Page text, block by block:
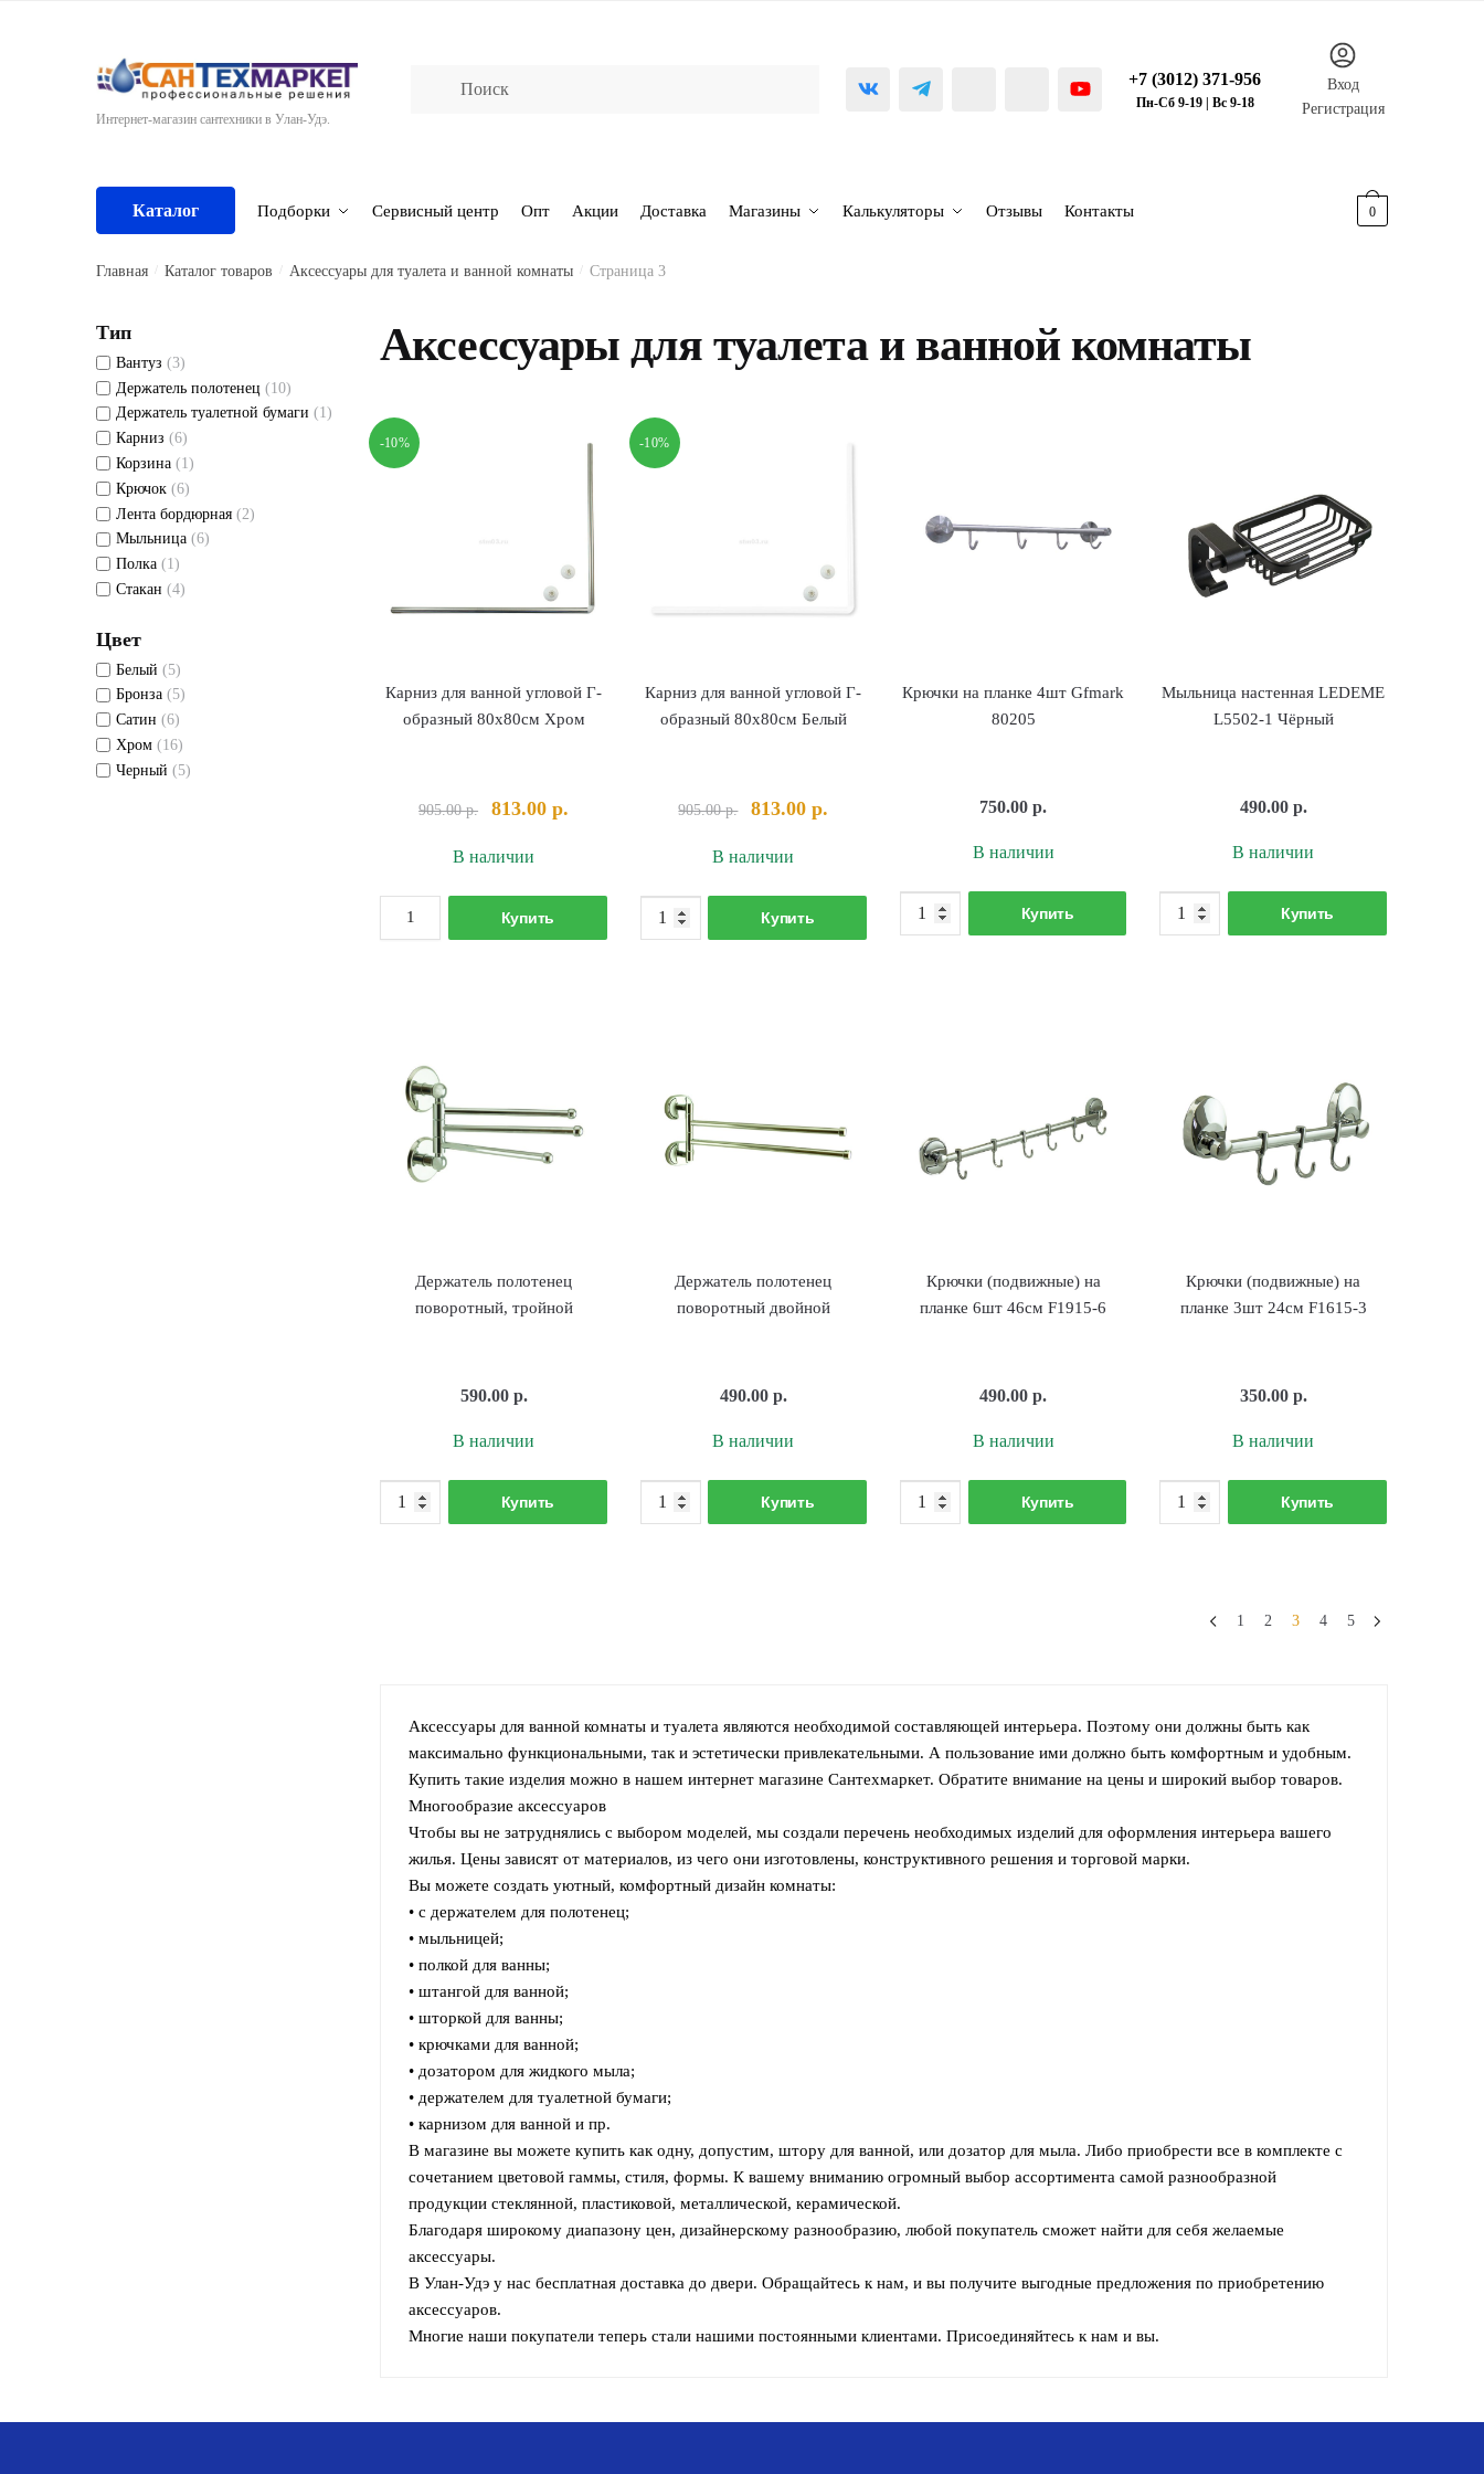
Интернет-магазин сантехники в Улан-Удэ.
+7 (3012) 371-956
Пн-Сб 9-19 | Вс 9-18
Вход
Регистрация
Каталог Подборки Сервисный центр Опт Акции Доставка Магазины Калькуляторы Отзывы Контакты 0
Главная Каталог товаров Аксессуары для туалета и ванной комнаты Страница 3
Аксессуары для туалета и ванной комнаты
-10%
Карниз для ванной угловой Г-
образный 80х80см Хром
905.00р.
Первоначальная
составляла
813.00р.
В наличии
Количество
товара
80х80см
Хром
Купить
-10%
Карниз для ванной угловой Г-
образный 80х80см Белый
905.00р.
Первоначальная
составляла
813.00р.
В наличии
Количество
товара
80х80см
Белый
Купить
Крючки на планке 4шт Gfmark
80205
750.00р.
В наличии
Количество
товара
Купить
Мыльница настенная LEDEME
L5502-1 Чёрный
490.00 р.
В наличии
Количество
товара
Купить
Держатель полотенец
поворотный, тройной
590.00 р.
В наличии
Количество
товара
Купить
Держатель полотенец
поворотный двойной
490.00 р.
В наличии
Количество
товара
Купить
Крючки (подвижные) на
планке 6шт 46см F1915-6
490.00р.
В наличии
Количество
товара
Купить
Крючки (подвижные) на
планке 3шт 24см F1615-3
350.00 р.
В наличии
Количество
товара
планке
Купить
1 2 3 4 5
Аксессуары для ванной комнаты и туалета являются необходимой составляющей интерьера. Поэтому они должны быть как
максимально функциональными, так и эстетически привлекательными. А пользование ими должно быть комфортным и удобным.
Купить такие изделия можно в нашем интернет магазине Сантехмаркет. Обратите внимание на цены и широкий выбор товаров.
Многообразие аксессуаров
Чтобы вы не затруднялись с выбором моделей, мы создали перечень необходимых изделий для оформления интерьера вашего
жилья. Цены зависят от материалов, из чего они изготовлены, конструктивного решения и торговой марки.
Вы можете создать уютный, комфортный дизайн комнаты:
• с держателем для полотенец;
• мыльницей;
• полкой для ванны;
• штангой для ванной;
• шторкой для ванны;
• крючками для ванной;
• дозатором для жидкого мыла;
• держателем для туалетной бумаги;
• карнизом для ванной и пр.
В магазине вы можете купить как одну, допустим, штору для ванной, или дозатор для мыла. Либо приобрести все в комплекте с
сочетанием цветовой гаммы, стиля, формы. К вашему вниманию огромный выбор ассортимента самой разнообразной
продукции стеклянной, пластиковой, металлической, керамической.
Благодаря широкому диапазону цен, дизайнерскому разнообразию, любой покупатель сможет найти для себя желаемые
аксессуары.
В Улан-Удэ у нас бесплатная доставка до двери. Обращайтесь к нам, и вы получите выгодные предложения по приобретению
аксессуаров.
Многие наши покупатели теперь стали нашими постоянными клиентами. Присоединяйтесь к нам и вы.
Тип
Вантуз (3)
Держатель полотенец (10)
Держатель туалетной бумаги (1)
Карниз (6)
Корзина (1)
Крючок (6)
Лента бордюрная (2)
Мыльница (6)
Полка (1)
Стакан (4)
Цвет
Белый (5)
Бронза (5)
Сатин (6)
Хром (16)
Черный (5)